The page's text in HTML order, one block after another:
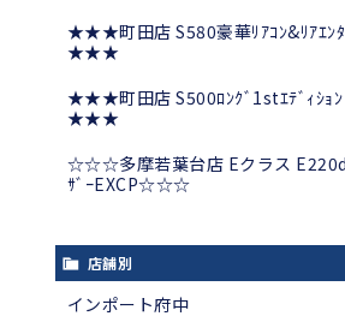
★★★町田店 S580豪華ﾘｱｺﾝ&ﾘｱｴﾝ
★★★
★★★町田店 S500ﾛﾝｸﾞ1stｴﾃﾞｨｼｮﾝ
★★★
☆☆☆多摩若葉台店 Eクラス
ｻﾞｰEXCP☆☆☆
店舗別
インポート府中